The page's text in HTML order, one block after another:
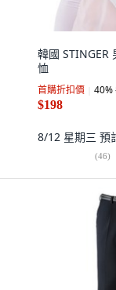
韓國 STINGER
恤
首購折扣價 40%
$198
8/12 星期三 預
(46)